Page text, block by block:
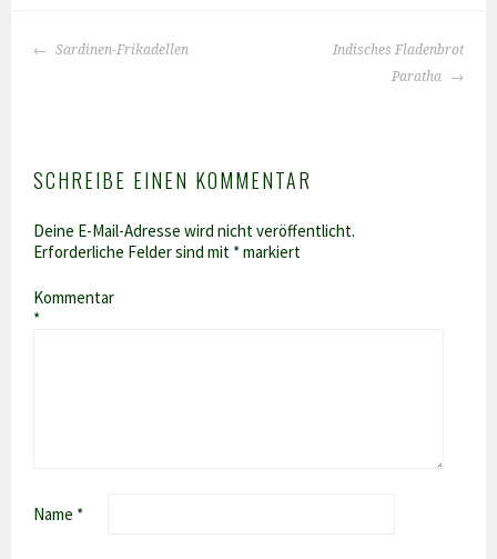
BEITRAGS-
Sardinen-Frikadellen
Indisches Fladenbrot
Paratha
SCHREIBE EINEN KOMMENTAR
Deine E-Mail-Adresse wird nicht veröffentlicht.
Erforderliche Felder sind mit *markiert
Kommentar
*
Name *